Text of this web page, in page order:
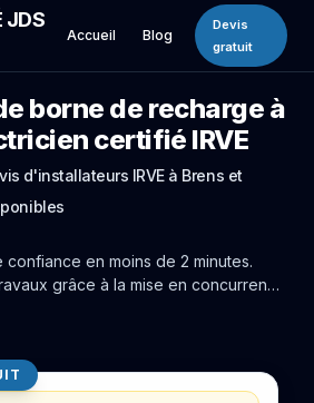
JDS
Accueil Blog
Devis
gratuit
borne de recharge à
certifié IRVE
d'installateurs IRVE à Brens et
en moins de 2 minutes.
grâce à la mise en concurrence